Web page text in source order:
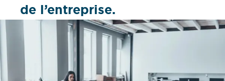
de l’entreprise.